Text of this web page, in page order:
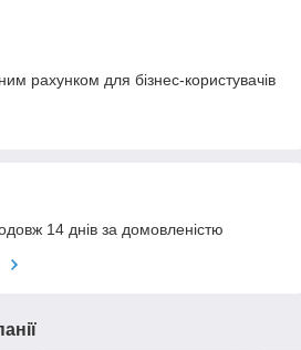
рахунком для бізнес-користувачів
14 днів за домовленістю